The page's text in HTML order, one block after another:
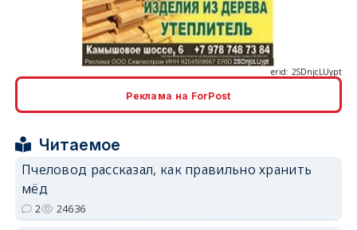
erid: 2SDnjdPjgYS
Реклама на ForPost
Читаемое
Пчеловод рассказал, как правильно хранить
мёд
2 24636